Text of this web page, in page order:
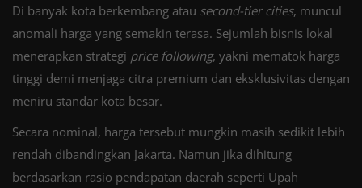
Di banyak kota berkembang atau second-tier cities, muncul
anomali harga yang semakin terasa. Sejumlah bisnis lokal
menerapkan strategi price following, yakni mematok harga
tinggi demi menjaga citra premium dan eksklusivitas dengan
meniru standar kota besar.
Secara nominal, harga tersebut mungkin masih sedikit lebih
rendah dibandingkan Jakarta. Namun jika dihitung
berdasarkan rasio pendapatan daerah seperti Upah